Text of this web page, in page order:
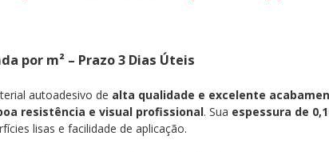
por m² – Prazo 3 Dias Úteis
autoadesivo de alta qualidade e excelente
resistência e visual profissional. Sua espessura de
lisas e facilidade de aplicação.